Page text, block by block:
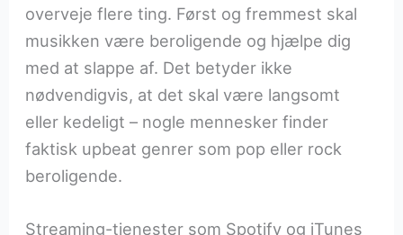
overveje flere ting. Først og fremmest skal
musikken være beroligende og hjælpe dig
med at slappe af. Det betyder ikke
nødvendigvis, at det skal være langsomt
eller kedeligt – nogle mennesker finder
faktisk upbeat genrer som pop eller rock
beroligende.
Streaming-tjenester som Spotify og iTunes